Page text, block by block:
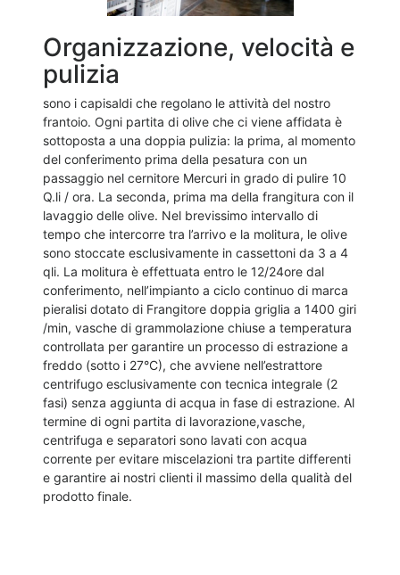
Organizzazione, velocità e
pulizia
sono i capisaldi che regolano le attività del nostro
frantoio. Ogni partita di olive che ci viene affidata è
sottoposta a una doppia pulizia: la prima, al momento
del conferimento prima della pesatura con un
passaggio nel cernitore Mercuri in grado di pulire 10
Q.li / ora. La seconda, prima ma della frangitura con il
lavaggio delle olive. Nel brevissimo intervallo di
tempo che intercorre tra l’arrivo e la molitura, le olive
sono stoccate esclusivamente in cassettoni da 3 a 4
qli. La molitura è effettuata entro le 12/24ore dal
conferimento, nell’impianto a ciclo continuo di marca
pieralisi dotato di Frangitore doppia griglia a 1400 giri
/min, vasche di grammolazione chiuse a temperatura
controllata per garantire un processo di estrazione a
freddo (sotto i 27°C), che avviene nell’estrattore
centrifugo esclusivamente con tecnica integrale (2
fasi) senza aggiunta di acqua in fase di estrazione. Al
termine di ogni partita di lavorazione,vasche,
centrifuga e separatori sono lavati con acqua
corrente per evitare miscelazioni tra partite differenti
e garantire ai nostri clienti il massimo della qualità del
prodotto finale.